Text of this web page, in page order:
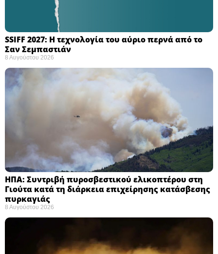
SSIFF 2027: Η τεχνολογία του αύριο περνά από το
Σαν Σεμπαστιάν ​
8 Αυγούστου 2026
ΗΠΑ: Συντριβή πυροσβεστικού ελικοπτέρου στη
Γιούτα κατά τη διάρκεια επιχείρησης κατάσβεσης
πυρκαγιάς ​
8 Αυγούστου 2026